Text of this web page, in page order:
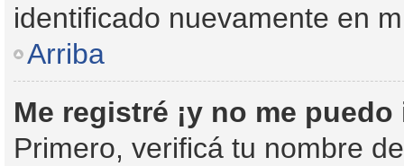
identificado nuevamente en
Arriba
Me registré ¡y no me
Primero, verificá tu nombre